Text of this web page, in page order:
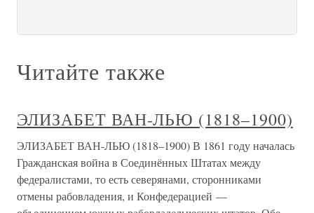
Читайте также
ЭЛИЗАБЕТ ВАН-ЛЬЮ (1818–1900)
ЭЛИЗАБЕТ ВАН-ЛЬЮ (1818–1900) В 1861 году началась
Гражданская война в Соединённых Штатах между
федералистами, то есть северянами, сторонниками
отмены рабовладения, и Конфедерацией —